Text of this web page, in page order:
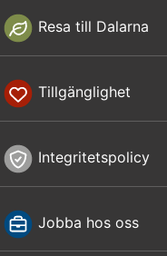
Resa till Dalarna
Tillgänglighet
Integritetspolicy
Jobba hos oss